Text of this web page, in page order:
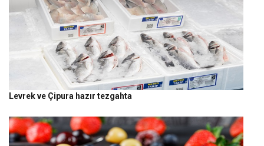
Levrek ve Çipura hazır tezgahta